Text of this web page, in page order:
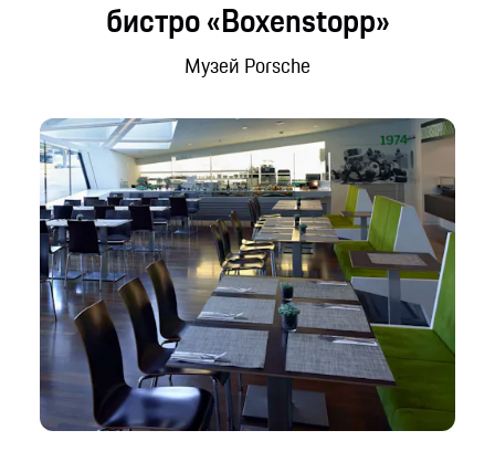
бистро «Boxenstopp»
Музей Porsche